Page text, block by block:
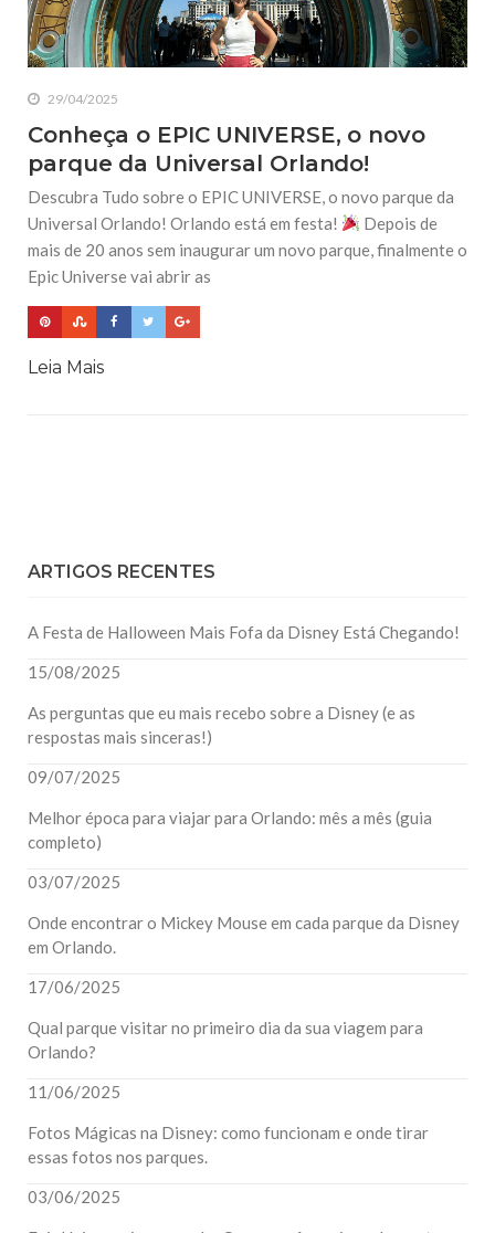
29/04/2025
Conheça o EPIC UNIVERSE, o novo
parque da Universal Orlando!
Descubra Tudo sobre o EPIC UNIVERSE, o novo parque da
Universal Orlando! Orlando está em festa!
Depois de
mais de 20 anos sem inaugurar um novo parque, finalmente o
Epic Universe vai abrir as
Leia Mais
ARTIGOS RECENTES
A Festa de Halloween Mais Fofa da Disney Está Chegando!
15/08/2025
As perguntas que eu mais recebo sobre a Disney (e as
respostas mais sinceras!)
09/07/2025
Melhor época para viajar para Orlando: mês a mês (guia
completo)
03/07/2025
Onde encontrar o Mickey Mouse em cada parque da Disney
em Orlando.
17/06/2025
Qual parque visitar no primeiro dia da sua viagem para
Orlando?
11/06/2025
Fotos Mágicas na Disney: como funcionam e onde tirar
essas fotos nos parques.
03/06/2025